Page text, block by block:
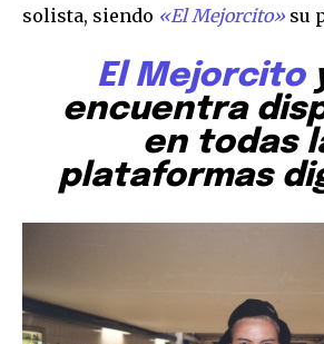
solista, siendo «El Mejorcito»su
El Mejorcito
encuentra
en todas
plataformas